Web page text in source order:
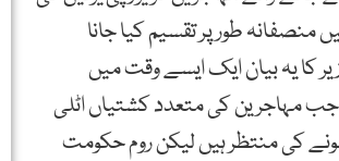
منصفانہ طور پر تقسیم کیا جانا
کا یہ بیان ایک ایسے وقت میں
مہاجرین کی متعدد کشتیاں اٹلی
کی منتظر ہیں لیکن روم حکومت